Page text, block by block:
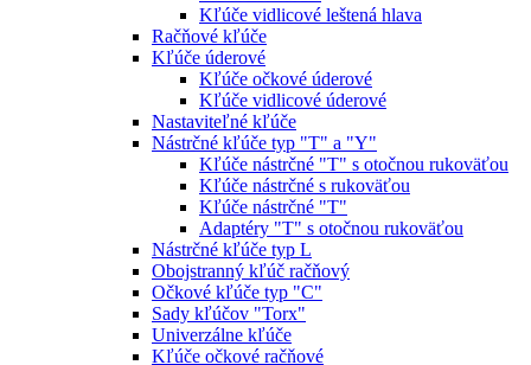
Kľúče vidlicové leštená hlava
Račňové kľúče
Kľúče úderové
Kľúče očkové úderové
Kľúče vidlicové úderové
Nastaviteľné kľúče
Nástrčné kľúče typ "T" a "Y"
Kľúče nástrčné "T" s otočnou rukoväťou
Kľúče nástrčné s rukoväťou
Kľúče nástrčné "T"
Adaptéry "T" s otočnou rukoväťou
Nástrčné kľúče typ L
Obojstranný kľúč račňový
Očkové kľúče typ "C"
Sady kľúčov "Torx"
Univerzálne kľúče
Kľúče očkové račňové